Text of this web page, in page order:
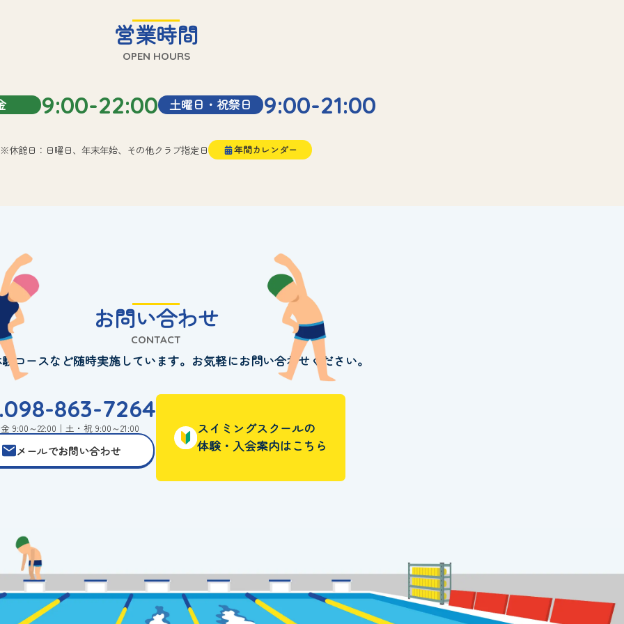
営業時間
OPEN HOURS
9:00-22:00 土曜日・祝祭日 9:00-21:00
※休館日：日曜日、年末年始、その他クラブ指定日 年間カレンダー
お問い合わせ
CONTACT
コースなど随時実施しています。お気軽にお問い合わせください。
863-7264
9:00～22:00｜土・祝 9:00～21:00
メールでお問い合わせ
スイミングスクールの
体験・入会案内はこちら